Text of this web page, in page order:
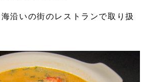
沿いの街のレストランで取り扱